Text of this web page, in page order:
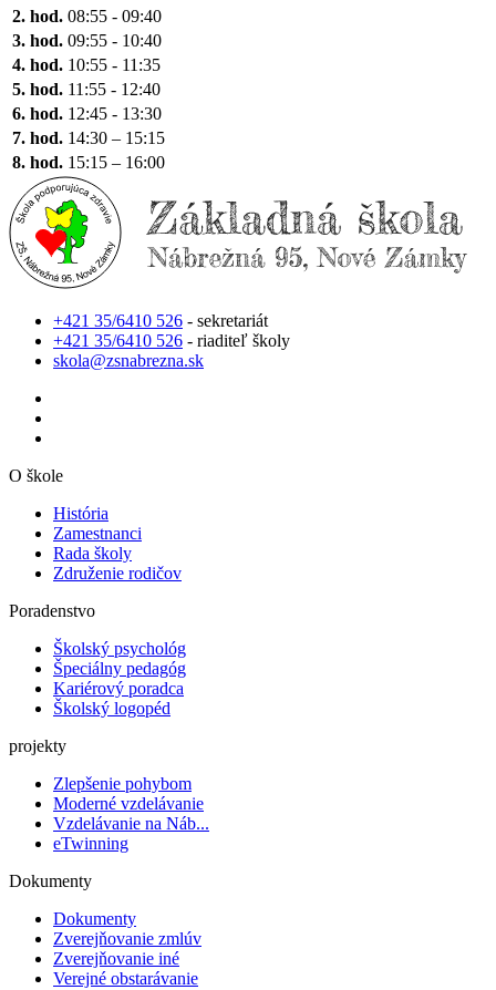
2. hod. 08:55 - 09:40
3. hod. 09:55 - 10:40
4. hod. 10:55 - 11:35
5. hod. 11:55 - 12:40
6. hod. 12:45 - 13:30
7. hod. 14:30 – 15:15
8. hod. 15:15 – 16:00
+421 35/6410 526 - sekretariát
+421 35/6410 526 - riaditeľ školy
skola@zsnabrezna.sk
O škole
História
Zamestnanci
Rada školy
Združenie rodičov
Poradenstvo
Školský psychológ
Špeciálny pedagóg
Kariérový poradca
Školský logopéd
projekty
Zlepšenie pohybom
Moderné vzdelávanie
Vzdelávanie na Náb...
eTwinning
Dokumenty
Dokumenty
Zverejňovanie zmlúv
Zverejňovanie iné
Verejné obstarávanie